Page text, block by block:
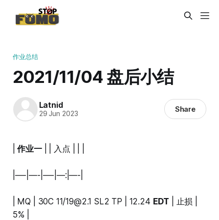
作业总结
2021/11/04 盘后小结
Latnid
29 Jun 2023 Share
|作业一| | 入点 | | |
|—-|—-|—-|—:|—-|
| MQ | 30C 11/19@2.1 SL2 TP | 12.24 EDT | 止损 |
5% |